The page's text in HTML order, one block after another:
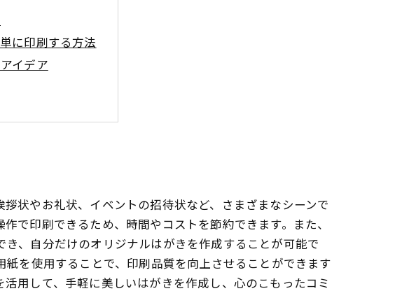
に印刷する方法
イデア
状やお礼状、イベントの招待状など、さまざまなシーンで
で印刷できるため、時間やコストを節約できます。また、
、自分だけのオリジナルはがきを作成することが可能で
を使用することで、印刷品質を向上させることができます
用して、手軽に美しいはがきを作成し、心のこもったコミ